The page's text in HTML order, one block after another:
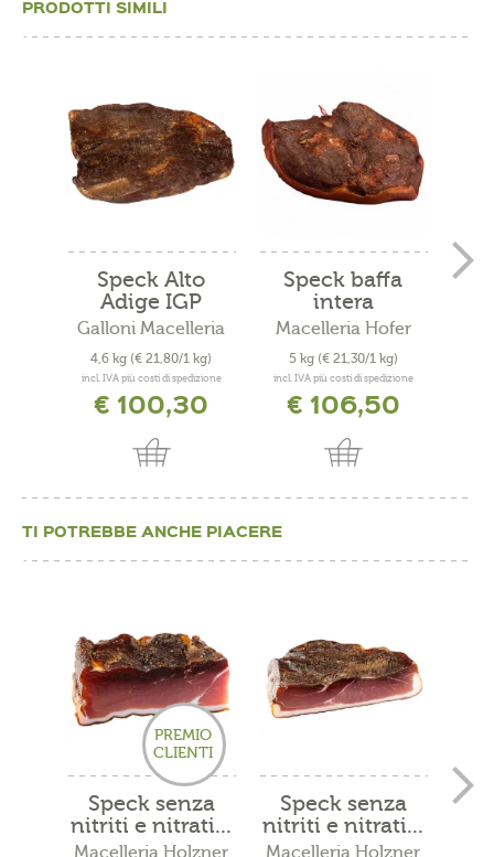
PRODOTTI SIMILI
Speck Alto
Adige IGP
baffa...
Galloni Macelleria
4,6 kg (€ 21,80/1 kg)
incl. IVA più costi di spedizione
€ 100,30
Speck baffa
intera
Macelleria Hofer
5 kg (€ 21,30/1 kg)
incl. IVA più costi di spedizione
€ 106,50
TI POTREBBE ANCHE PIACERE
PREMIO
CLIENTI
Speck senza
nitriti e nitrati...
Macelleria Holzner
Speck senza
nitriti e nitrati...
Macelleria Holzner